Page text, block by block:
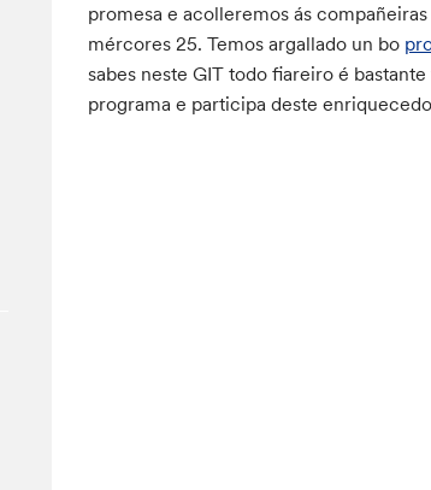
promesa e acolleremos ás
mércores 25. Temos argallado un bo
sabes neste GIT todo fiareiro é
programa e participa deste